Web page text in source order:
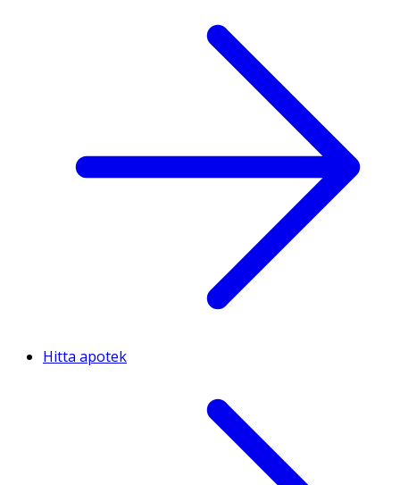
Hitta apotek